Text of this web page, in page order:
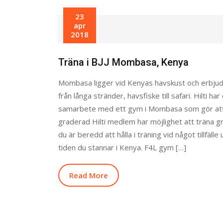
23
apr
2018
Träna i BJJ Mombasa, Kenya
Mombasa ligger vid Kenyas havskust och
från långa stränder, havsfiske till safari. Hilti
samarbete med ett gym i Mombasa som gör
graderad Hilti medlem har möjlighet att träna
du är beredd att hålla i träning vid något tillfälle
tiden du stannar i Kenya. F4L gym […]
Read More